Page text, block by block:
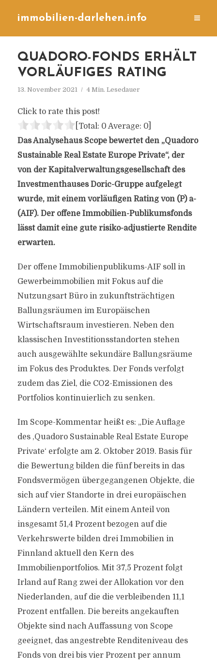
immobilien-darlehen.info
QUADORO-FONDS ERHÄLT
VORLÄUFIGES RATING
13. November 2021 4 Min. Lesedauer
Click to rate this post!
[Total: 0 Average: 0]
Das Analysehaus Scope bewertet den „Quadoro
Sustainable Real Estate Europe Private“, der
von der Kapitalverwaltungsgesellschaft des
Investmenthauses Doric-Gruppe aufgelegt
wurde, mit einem vorläufigen Rating von (P) a-
(AIF). Der offene Immobilien-Publikumsfonds
lässt damit eine gute risiko-adjustierte Rendite
erwarten.
Der offene Immobilienpublikums-AIF soll in
Gewerbeimmobilien mit Fokus auf die
Nutzungsart Büro in zukunftsträchtigen
Ballungsräumen im Europäischen
Wirtschaftsraum investieren. Neben den
klassischen Investitionsstandorten stehen
auch ausgewählte sekundäre Ballungsräume
im Fokus des Produktes. Der Fonds verfolgt
zudem das Ziel, die CO2-Emissionen des
Portfolios kontinuierlich zu senken.
Im Scope-Kommentar heißt es: „Die Auflage
des ,Quadoro Sustainable Real Estate Europe
Private‘ erfolgte am 2. Oktober 2019. Basis für
die Bewertung bilden die fünf bereits in das
Fondsvermögen übergegangenen Objekte, die
sich auf vier Standorte in drei europäischen
Ländern verteilen. Mit einem Anteil von
insgesamt 51,4 Prozent bezogen auf die
Verkehrswerte bilden drei Immobilien in
Finnland aktuell den Kern des
Immobilienportfolios. Mit 37,5 Prozent folgt
Irland auf Rang zwei der Allokation vor den
Niederlanden, auf die die verbleibenden 11,1
Prozent entfallen. Die bereits angekauften
Objekte sind nach Auffassung von Scope
geeignet, das angestrebte Renditeniveau des
Fonds von drei bis vier Prozent per annum